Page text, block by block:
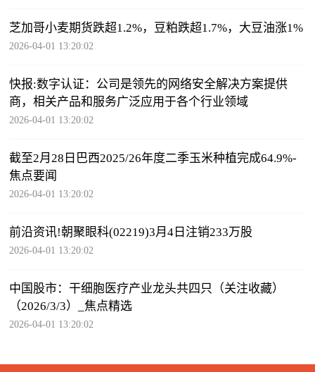
芝加哥小麦期货跌超1.2%，豆粕跌超1.7%，大豆油涨1%
2026-04-01 13:20:02
快报:数字认证：公司是领先的网络安全解决方案提供
商，相关产品和服务广泛应用于各个行业领域
2026-04-01 13:20:02
截至2月28日巴西2025/26年度二季玉米种植完成64.9%-
焦点要闻
2026-04-01 13:20:02
前沿资讯!朝聚眼科(02219)3月4日注销233万股
2026-04-01 13:20:02
中国股市：干细胞医疗产业龙头共四只（关注收藏）
（2026/3/3）_焦点精选
2026-04-01 13:20:02